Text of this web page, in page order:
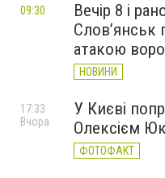
Вечір 8 і
Слов’янськ
атакою
НОВИНИ
09:30
У Києві
Олексієм
ФОТОФАКТ
17:33
Вчора